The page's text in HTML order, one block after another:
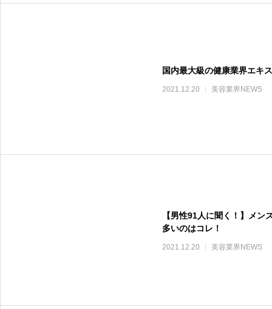
国内最大級の健康業界エキ
2021.12.20 美容業界NEWS
【男性91人に聞く！】メ
多いのはコレ！
2021.12.20 美容業界NEWS